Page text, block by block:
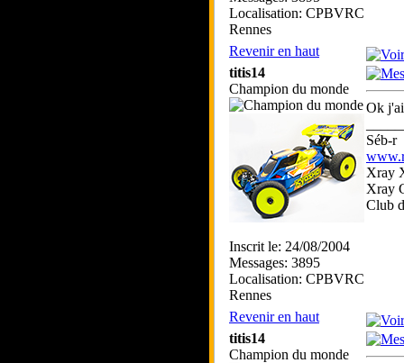
Localisation: CPBVRC
Rennes
Revenir en haut
titis14
Champion du monde
Inscrit le: 24/08/2004
Messages: 3895
Localisation: CPBVRC
Rennes
Ok j'ai
Séb-r
Xray
Xray
Club
Revenir en haut
titis14
Champion du monde